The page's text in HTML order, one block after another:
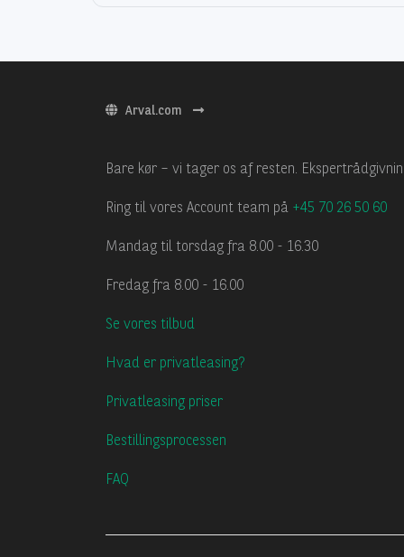
Arval.com
Bare kør – vi tager os af resten.
Ring til vores Account team på +45 70 26 50 60
Mandag til torsdag fra 8.00 - 16.30
Fredag fra 8.00 - 16.00
Se vores tilbud
Hvad er privatleasing?
Privatleasing priser
Bestillingsprocessen
FAQ